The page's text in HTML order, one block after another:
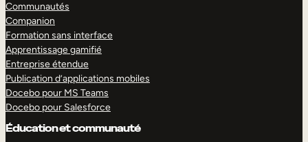
Communautés
Companion
Formation sans interface
Apprentissage gamifié
Entreprise étendue
Publication d’applications mobiles
Docebo pour MS Teams
Docebo pour Salesforce
Éducation et communauté